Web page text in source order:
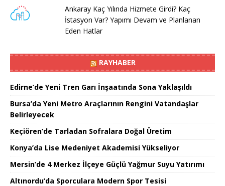
Ankaray Kaç Yılında Hizmete Girdi? Kaç
İstasyon Var? Yapımı Devam ve Planlanan
Eden Hatlar
RAYHABER
Edirne’de Yeni Tren Garı İnşaatında Sona Yaklaşıldı
Bursa’da Yeni Metro Araçlarının Rengini Vatandaşlar
Belirleyecek
Keçiören’de Tarladan Sofralara Doğal Üretim
Konya’da Lise Medeniyet Akademisi Yükseliyor
Mersin’de 4 Merkez İlçeye Güçlü Yağmur Suyu Yatırımı
Altınordu’da Sporculara Modern Spor Tesisi